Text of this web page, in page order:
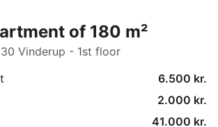
of 180 m²
Vinderup - 1st floor
6.500 kr.
2.000 kr.
41.000 kr.